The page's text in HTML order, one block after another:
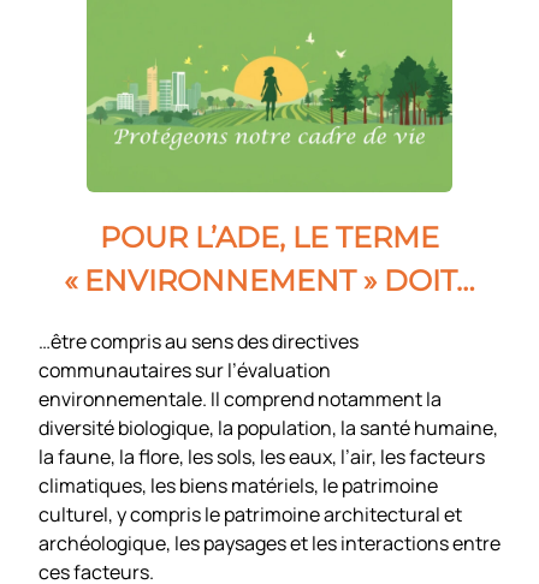
POUR L’ADE, LE TERME
« ENVIRONNEMENT » DOIT…
…être compris au sens des directives
communautaires sur l’évaluation
environnementale. Il comprend notamment la
diversité biologique, la population, la santé humaine,
la faune, la flore, les sols, les eaux, l’air, les facteurs
climatiques, les biens matériels, le patrimoine
culturel, y compris le patrimoine architectural et
archéologique, les paysages et les interactions entre
ces facteurs.